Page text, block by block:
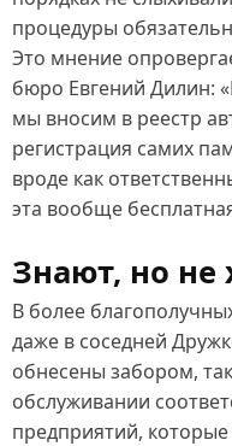
процедуры
Это мнение
бюро Евгений Дилин:
мы вносим в реестр
регистрация самих
вроде как
эта вообще
Знают, но не
В более
даже в соседней
обнесены забором,
обслуживании
предприятий,